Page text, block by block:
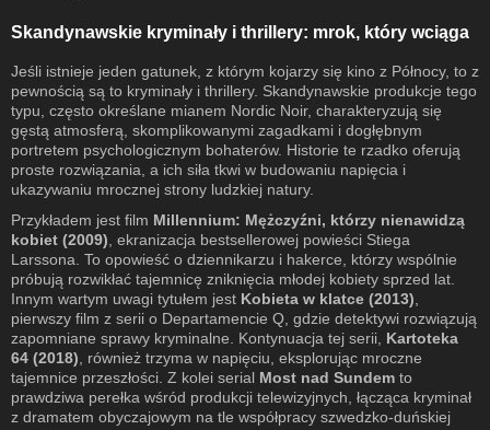
Skandynawskie kryminały i thrillery: mrok, który wciąga
Jeśli istnieje jeden gatunek, z którym kojarzy się kino z Północy, to z
pewnością są to kryminały i thrillery. Skandynawskie produkcje tego
typu, często określane mianem Nordic Noir, charakteryzują się
gęstą atmosferą, skomplikowanymi zagadkami i dogłębnym
portretem psychologicznym bohaterów. Historie te rzadko oferują
proste rozwiązania, a ich siła tkwi w budowaniu napięcia i
ukazywaniu mrocznej strony ludzkiej natury.
Przykładem jest film Millennium: Mężczyźni, którzy nienawidzą
kobiet (2009) , ekranizacja bestsellerowej powieści Stiega
Larssona. To opowieść o dziennikarzu i hakerce, którzy wspólnie
próbują rozwikłać tajemnicę zniknięcia młodej kobiety sprzed lat.
Innym wartym uwagi tytułem jest Kobieta w klatce (2013)
pierwszy film z serii o Departamencie Q, gdzie detektywi rozwiązują
zapomniane sprawy kryminalne. Kontynuacja tej serii, Kartoteka
64 (2018) , również trzyma w napięciu, eksplorując mroczne
tajemnice przeszłości. Z kolei serial Most nad Sundem to
prawdziwa perełka wśród produkcji telewizyjnych, łącząca kryminał
z dramatem obyczajowym na tle współpracy szwedzko-duńskiej